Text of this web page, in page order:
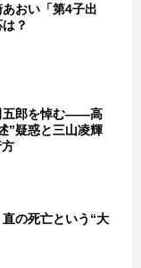
おい「第4子出
？
五郎を悼む――高
”疑惑と三山凌輝
直の死亡という“大